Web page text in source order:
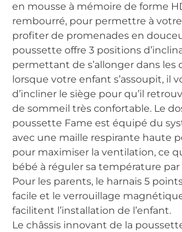
en mousse à mémoire de forme
rembourré, pour permettre à
profiter de promenades en
poussette offre 3 positions
permettant de s’allonger dans les
lorsque votre enfant s’assoupit, il
d’incliner le siège pour qu’il
de sommeil très confortable. Le
poussette Fame est équipé du
avec une maille respirante haute
pour maximiser la ventilation, ce
bébé à réguler sa température
Pour les parents, le harnais 5
facile et le verrouillage
facilitent l’installation de l’enfant.
Le châssis innovant de la